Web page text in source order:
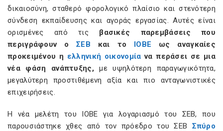
δικαιοσύνη, σταθερό φορολογικό πλαίσιο και στενότερη
σύνδεση εκπαίδευσης και αγοράς εργασίας. Αυτές είναι
ορισμένες από τιςβασικές παρεμβάσεις που
περιγράφουν οΣΕΒ και το ΙΟΒΕ ως αναγκαίες
προκειμένου η ελληνική οικονομία να περάσει σε μια
νέα φάση ανάπτυξης, με υψηλότερη παραγωγικότητα,
μεγαλύτερη προστιθέμενη αξία και πιο ανταγωνιστικές
επιχειρήσεις.
Η νέα μελέτη του ΙΟΒΕ για λογαριασμό του ΣΕΒ, που
παρουσιάστηκε χθες από τον πρόεδρο του ΣΕΒ Σπύρο